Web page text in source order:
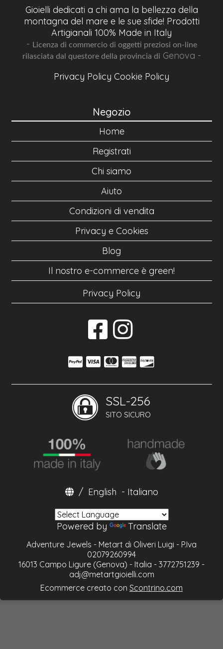
Gioielli dedicati a chi ama la bellezza della
montagna del mare e le sue sfide! Prodotti
Artigianali 100% Made in Italy
- Licenza di commercio di oggetti preziosi on-line
rilasciata dal questore della provincia di Genova -
Privacy Policy Cookie Policy
Negozio
Home
Registrati
Chi siamo
Aiuto
Condizioni di vendita
Privacy e Cookies
Blog
Il nostro e-commerce è green!
Privacy Policy
SSL-256
SITO SICURO
/ English - Italiano
Powered by Translate
Adventure Jewels - Metart di Oliveri Luigi - P.Iva
02079260994
16013 Campo Ligure (Genova) - Italia - 3772751239 -
adj@metartgioielli.com
Ecommerce creato con Scontrino.com